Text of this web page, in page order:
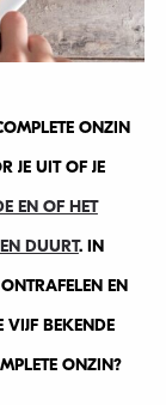
ONZIN
JE UIT OF JE
EN OF HET
DUURT. IN
EN
BEKENDE
ONZIN?